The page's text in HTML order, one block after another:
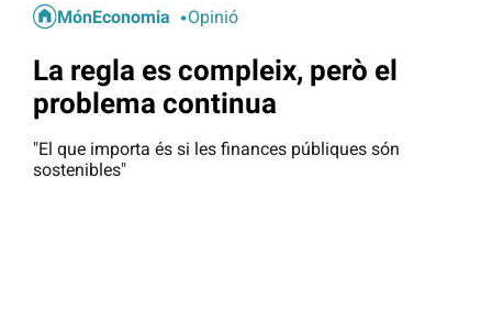
MónEconomia Opinió
La regla es compleix, però el
problema continua
"El que importa és si les finances públiques són
sostenibles"